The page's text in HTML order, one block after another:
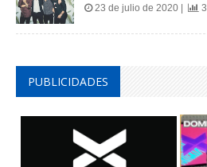
23 de julio de 2020 |
PUBLICIDADES